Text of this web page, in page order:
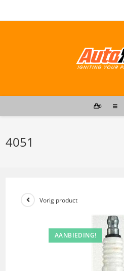
naar
0
4051
AANBIEDING!
Vorig product